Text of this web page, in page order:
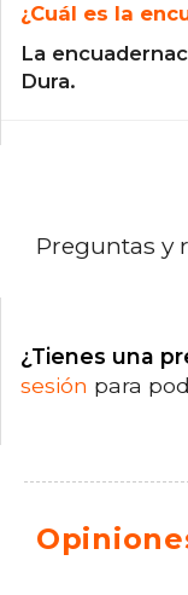
¿Cuál es la
La
Dura.
Preguntas y
¿Tienes una
sesión para